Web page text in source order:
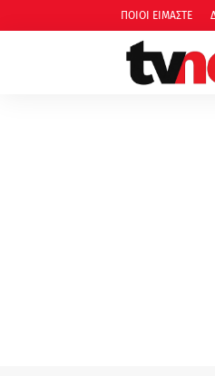
ΠΟΙΟΙ ΕΙΜΑΣΤΕ